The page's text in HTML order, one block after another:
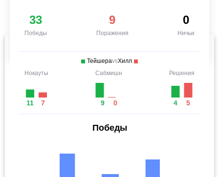
33
Победы
9
Поражения
0
Ничьи
ТейшераvsХилл
Нокауты
11 7
Сабмишн
9 0
Решения
4 5
Победы